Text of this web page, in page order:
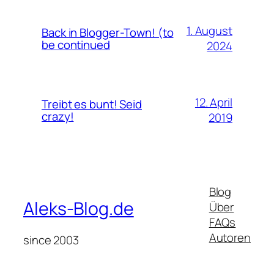
Back in Blogger-Town! (to
be continued
1. August
2024
Treibt es bunt! Seid
crazy!
12. April
2019
Aleks-Blog.de
since 2003
Blog
Über
FAQs
Autoren